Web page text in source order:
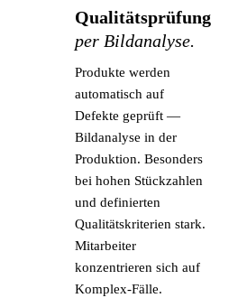
Qualitätsprüfung
per Bildanalyse.
Produkte werden
automatisch auf
Defekte geprüft —
Bildanalyse in der
Produktion. Besonders
bei hohen Stückzahlen
und definierten
Qualitätskriterien stark.
Mitarbeiter
konzentrieren sich auf
Komplex-Fälle.